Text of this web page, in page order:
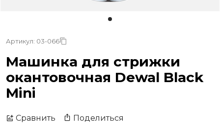
Артикул: 03-066
Машинка для стрижки
окантовочная Dewal Black
Mini
Сравнить Поделиться